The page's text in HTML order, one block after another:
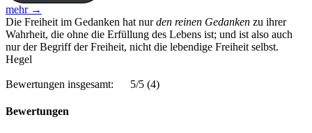
mehr →
Die Freiheit im Gedanken hat nurden reinen Gedanken zu ihrer
Wahrheit, die ohne die Erfüllung des Lebens ist; und ist also auch
nur der Begriff der Freiheit, nicht die lebendige Freiheit selbst.
Hegel
Bewertungen insgesamt: 5/5 (4)
Bewertungen